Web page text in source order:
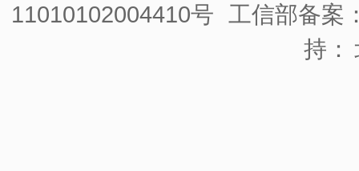
11010102004410号 工信部备案
持：